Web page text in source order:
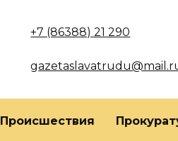
+7 (86388) 21 290
Происшествия